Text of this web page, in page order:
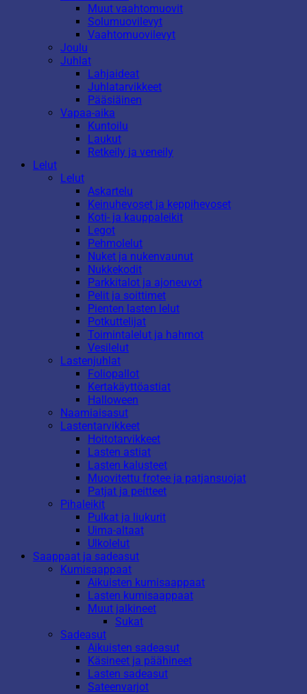
Muut vaahtomuovit
Solumuovilevyt
Vaahtomuovilevyt
Joulu
Juhlat
Lahjaideat
Juhlatarvikkeet
Pääsiäinen
Vapaa-aika
Kuntoilu
Laukut
Retkeily ja veneily
Lelut
Lelut
Askartelu
Keinuhevoset ja keppihevoset
Koti- ja kauppaleikit
Legot
Pehmolelut
Nuket ja nukenvaunut
Nukkekodit
Parkkitalot ja ajoneuvot
Pelit ja soittimet
Pienten lasten lelut
Potkuttelijat
Toimintalelut ja hahmot
Vesilelut
Lastenjuhlat
Foliopallot
Kertakäyttöastiat
Halloween
Naamiaisasut
Lastentarvikkeet
Hoitotarvikkeet
Lasten astiat
Lasten kalusteet
Muovitettu frotee ja patjansuojat
Patjat ja peitteet
Pihaleikit
Pulkat ja liukurit
Uima-altaat
Ulkolelut
Saappaat ja sadeasut
Kumisaappaat
Aikuisten kumisaappaat
Lasten kumisaappaat
Muut jalkineet
Sukat
Sadeasut
Aikuisten sadeasut
Käsineet ja päähineet
Lasten sadeasut
Sateenvarjot